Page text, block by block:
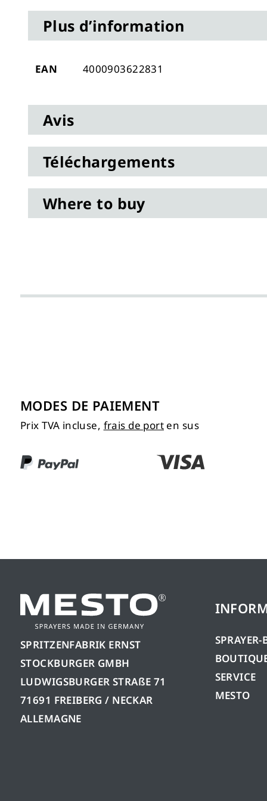
to
beginning
the
Plus d’information
Plus
EAN 4000903622831
Avis
Téléchargements
Where to buy
MODES DE PAIEMENT
Prix TVA incluse, frais de port en sus
SPRITZENFABRIK ERNST
STOCKBURGER GMBH
LUDWIGSBURGER STRAßE 71
71691 FREIBERG / NECKAR
ALLEMAGNE
SERVICE
MESTO